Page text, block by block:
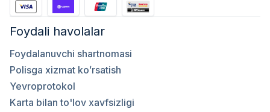
Foydali havolalar
Foydalanuvchi shartnomasi
Polisga xizmat koʻrsatish
Yevroprotokol
Karta bilan to'lov xavfsizligi